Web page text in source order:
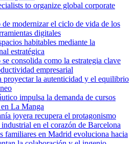
to organize global corporate
modernizar el ciclo de vida de los
digitales
habitables mediante la
estratégica
consolida como la estrategia clave
empresarial
proyectar la autenticidad y el equilibrio
impulsa la demanda de cursos
La Manga
joyera recupera el protagonismo
en el corazón de Barcelona
familiares en Madrid evoluciona hacia